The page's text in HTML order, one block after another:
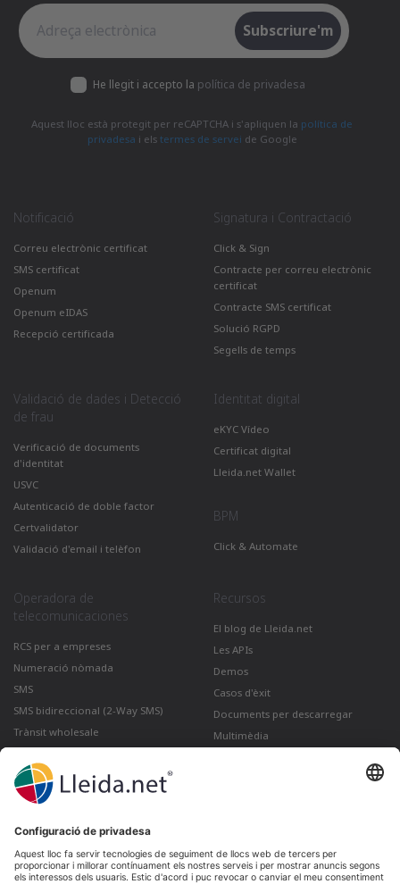
Subscriure'm
He llegit i accepto la política de privadesa
Aquest lloc està protegit per reCAPTCHA i s'apliquen la política de
privadesa i elstermes de servei de Google
Notificació
Correu electrònic certificat
SMS certificat
Openum
Openum eIDAS
Recepció certificada
Signatura i Contractació
Click & Sign
Contracte per correu electrònic
certificat
Contracte SMS certificat
Solució RGPD
Segells de temps
Validació de dades i Detecció
de frau
Verificació de documents
d'identitat
USVC
Autenticació de doble factor
Certvalidator
Validació d'email i telèfon
Identitat digital
eKYC Vídeo
Certificat digital
Lleida.net Wallet
BPM
Click & Automate
Operadora de
telecomunicaciones
RCS per a empreses
Numeració nòmada
SMS
SMS bidireccional (2-Way SMS)
Trànsit wholesale
Recursos
El blog de Lleida.net
Les APIs
Demos
Casos d'èxit
Documents per descarregar
Multimèdia
Lleida · Madrid · València · São Paulo · Bogotá ·
Santiago de Chile · Dubai · Santo Domingo ·